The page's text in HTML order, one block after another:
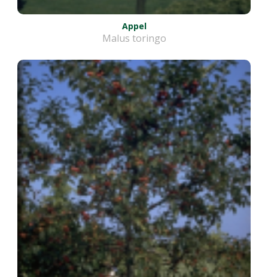
Appel
Malus toringo